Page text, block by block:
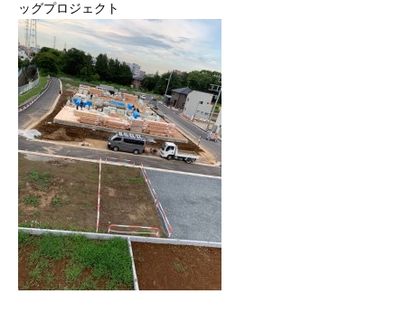
ッグプロジェクト